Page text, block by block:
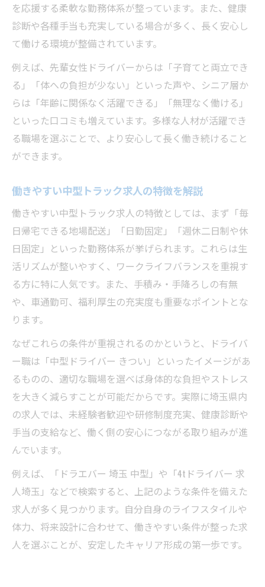
を応援する柔軟な勤務体系が整っています。また、健康
診断や各種手当も充実している場合が多く、長く安心し
て働ける環境が整備されています。
例えば、先輩女性ドライバーからは「子育てと両立でき
る」「体への負担が少ない」といった声や、シニア層か
らは「年齢に関係なく活躍できる」「無理なく働ける」
といった口コミも増えています。多様な人材が活躍でき
る職場を選ぶことで、より安心して長く働き続けること
ができます。
働きやすい中型トラック求人の特徴を解説
働きやすい中型トラック求人の特徴としては、まず「毎
日帰宅できる地場配送」「日勤固定」「週休二日制や休
日固定」といった勤務体系が挙げられます。これらは生
活リズムが整いやすく、ワークライフバランスを重視す
る方に特に人気です。また、手積み・手降ろしの有無
や、車通勤可、福利厚生の充実度も重要なポイントとな
ります。
なぜこれらの条件が重視されるのかというと、ドライバ
ー職は「中型ドライバー きつい」といったイメージがあ
るものの、適切な職場を選べば身体的な負担やストレス
を大きく減らすことが可能だからです。実際に埼玉県内
の求人では、未経験者歓迎や研修制度充実、健康診断や
手当の支給など、働く側の安心につながる取り組みが進
んでいます。
例えば、「ドラエバー 埼玉 中型」や「4tドライバー 求
人埼玉」などで検索すると、上記のような条件を備えた
求人が多く見つかります。自分自身のライフスタイルや
体力、将来設計に合わせて、働きやすい条件が整った求
人を選ぶことが、安定したキャリア形成の第一歩です。